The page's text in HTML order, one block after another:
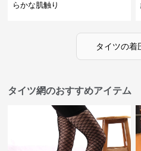
らかな肌触り
タイツの着
タイツ網のおすすめアイテム